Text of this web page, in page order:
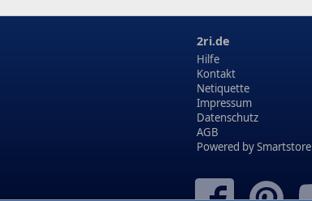
2ri.de
Hilfe
Kontakt
Netiquette
Impressum
Datenschutz
AGB
Powered bySmartstore